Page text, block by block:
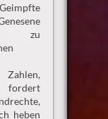
zu
heben